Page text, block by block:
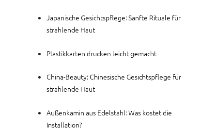
Japanische Gesichtspflege: Sanfte Rituale für
strahlende Haut
Plastikkarten drucken leicht gemacht
China-Beauty: Chinesische Gesichtspflege für
strahlende Haut
Außenkamin aus Edelstahl: Was kostet die
Installation?